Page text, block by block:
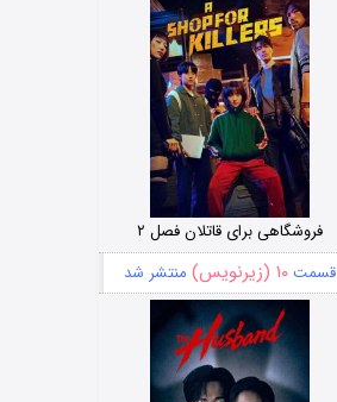
فروشگاهی برای قاتلان فصل ۲
قسمت۱۰ (زیرنویس) منتشر شد